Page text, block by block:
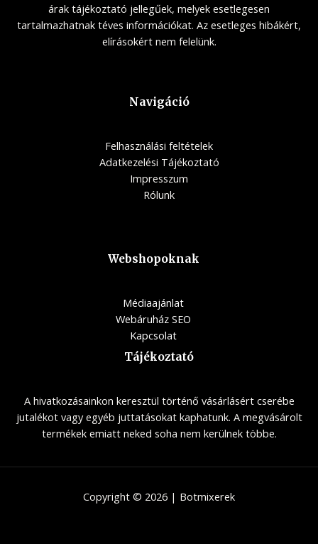
árak tájékoztató jellegűek, melyek esetlegesen
tartalmazhatnak téves információkat. Az esetleges hibákért,
elírásokért nem felelünk.
Navigáció
Felhasználási feltételek
Adatkezelési Tájékoztató
Impresszum
Rólunk
Webshopoknak
Médiaajánlat
Webáruház SEO
Kapcsolat
Tájékoztató
A hivatkozásainkon keresztül történő vásárlásért cserébe
jutalékot vagy egyéb juttatásokat kaphatunk. A megvásárolt
termékek emiatt neked soha nem kerülnek többe.
Copyright © 2026 | Botmixerek